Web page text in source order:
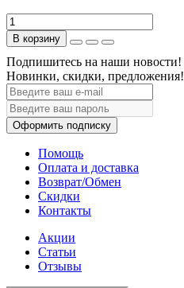
В корзину
Подпишитесь на наши новости!
Новинки, скидки, предложения!
Оформить подписку
Помощь
Оплата и доставка
Возврат/Обмен
Скидки
Контакты
Акции
Статьи
Отзывы